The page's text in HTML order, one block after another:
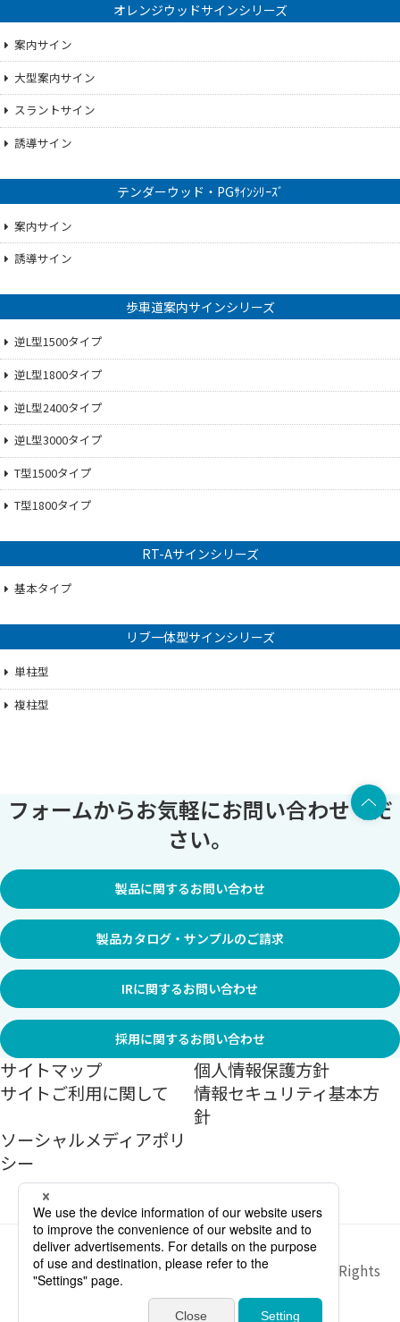
オレンジウッドサインシリーズ
案内サイン
大型案内サイン
スラントサイン
誘導サイン
テンダーウッド・PGｻｲﾝｼﾘｰｽﾞ
案内サイン
誘導サイン
歩車道案内サインシリーズ
逆L型1500タイプ
逆L型1800タイプ
逆L型2400タイプ
逆L型3000タイプ
T型1500タイプ
T型1800タイプ
RT-Aサインシリーズ
基本タイプ
リブ一体型サインシリーズ
単柱型
複柱型
フォームからお気軽にお問い合わせくだ
さい。
製品に関するお問い合わせ
製品カタログ・サンプルのご請求
IRに関するお問い合わせ
採用に関するお問い合わせ
サイトマップ
個人情報保護方針
サイトご利用に関して
情報セキュリティ基本方
針
ソーシャルメディアポリ
シー
Copyright ©2026Sekisui Jushi Corporation All Rights
Reserved.